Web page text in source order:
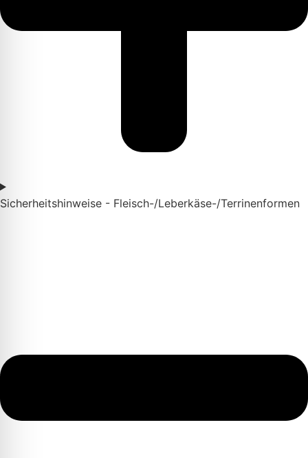
Sicherheitshinweise - Fleisch-/Leberkäse-/Terrinenformen